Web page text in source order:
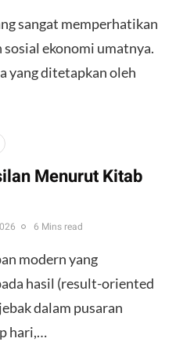
sangat memperhatikan
sosial ekonomi umatnya.
yang ditetapkan oleh
Menurut Kitab
6 Mins read
modern yang
hasil (result-oriented
dalam pusaran
hari,…